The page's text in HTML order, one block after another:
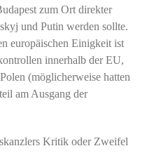
zum Ort direkter
und Putin werden sollte.
europäischen Einigkeit ist
innerhalb der EU,
(möglicherweise hatten
am Ausgang der
Kritik oder Zweifel